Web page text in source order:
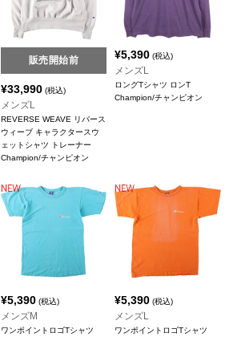
販売開始前
¥33,990(税込)
メンズL
REVERSE WEAVE リバース
ウィーブ キャラクタースウ
ェットシャツ トレーナー
Champion/チャンピオン
¥5,390 (税込)
メンズL
ロングTシャツ ロンT
Champion/チャンピオン
¥5,390(税込)
メンズM
ワンポイントロゴTシャツ
¥5,390 (税込)
メンズL
ワンポイントロゴTシャツ